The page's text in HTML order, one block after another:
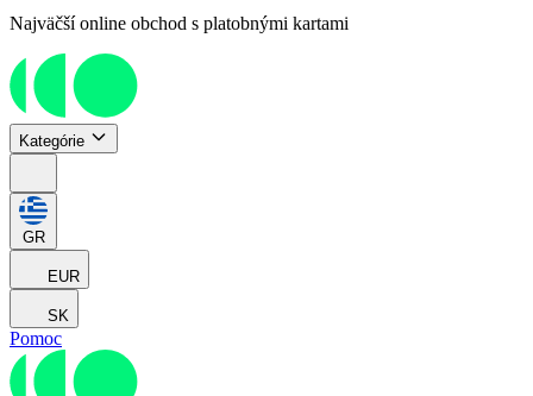
Najväčší online obchod s platobnými kartami
Kategórie
GR
EUR
SK
Pomoc